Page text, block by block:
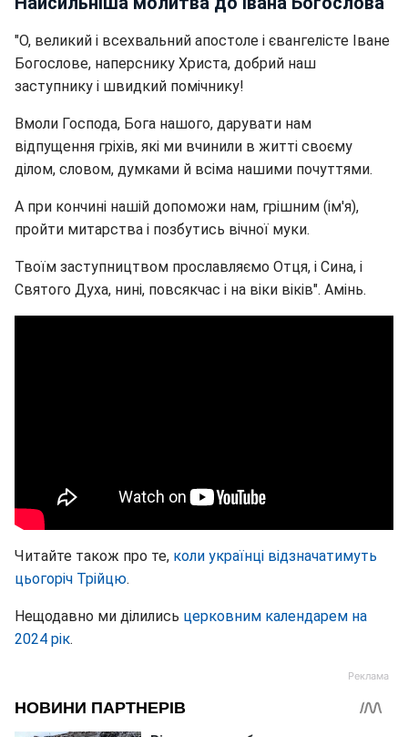
"О, великий і всехвальний апостоле і євангелісте Іване
Богослове, наперснику Христа, добрий наш
заступнику і швидкий помічнику!
Вмоли Господа, Бога нашого, дарувати нам
відпущення гріхів, які ми вчинили в житті своєму
ділом, словом, думками й всіма нашими почуттями.
А при кончині нашій допоможи нам, грішним (ім'я),
пройти митарства і позбутись вічної муки.
Твоїм заступництвом прославляємо Отця, і Сина, і
Святого Духа, нині, повсякчас і на віки віків". Амінь.
Читайте також про те, коли українці відзначатимуть
цьогоріч Трійцю.
Нещодавно ми ділились церковним календарем на
2024 рік.